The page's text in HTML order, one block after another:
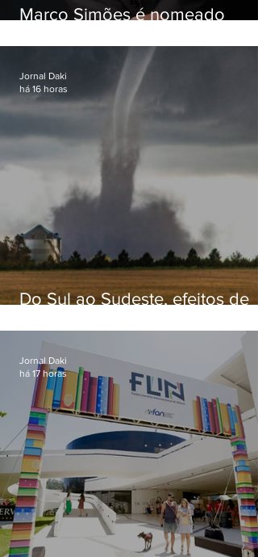
Marco Simões é nomeado
Do Sul ao Sudeste, efeitos de
apreensão na população
Jornal Daki
há 16 horas
Jornal Daki
há 17 horas